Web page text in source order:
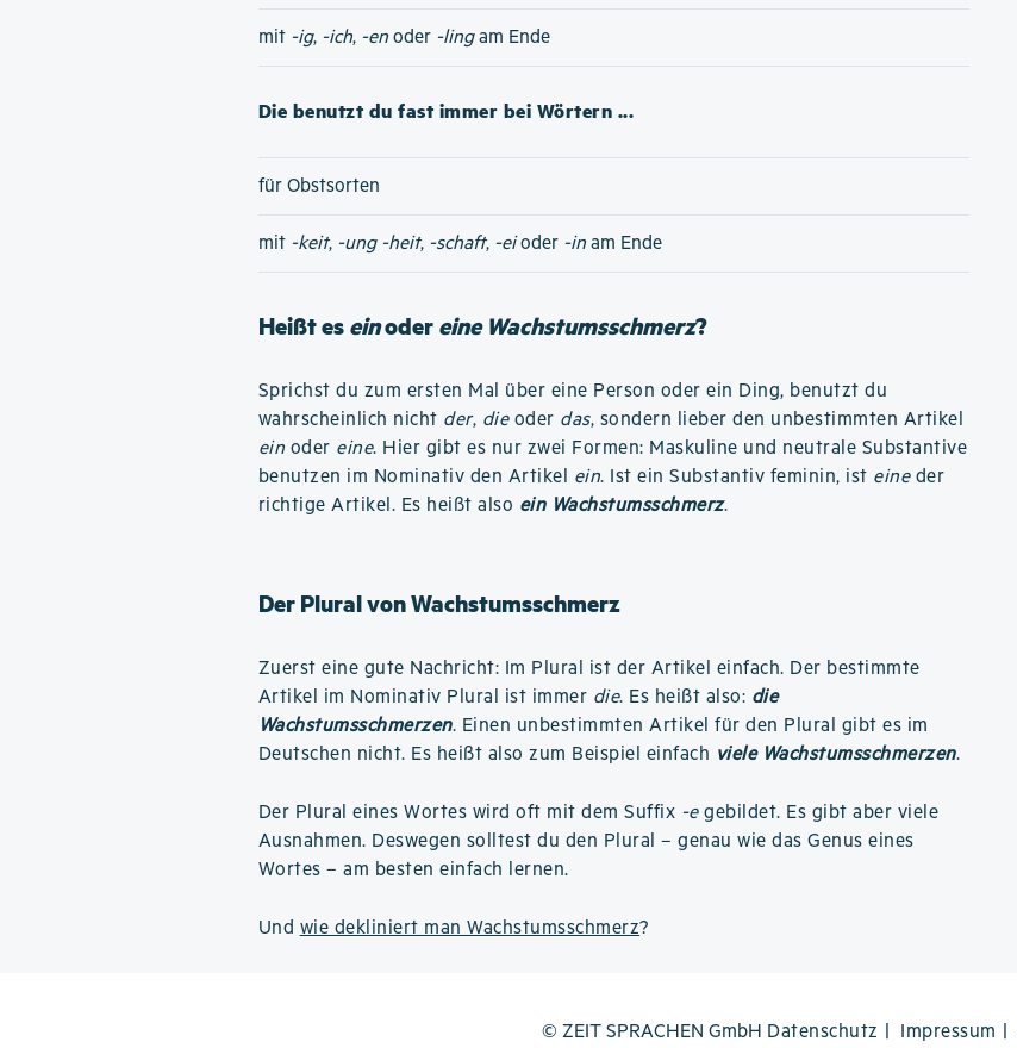
mit -ig, -ich, -enoder -lingam Ende
Die benutzt du fast immer bei Wörtern ...
für Obstsorten
mit -keit, -ung -heit, -schaft, -eioder -inam Ende
Heißt eseinodereine Wachstumsschmerz?
Sprichst du zum ersten Mal über eine Person oder ein Ding, benutzt du
wahrscheinlich nicht der, dieoder das, sondern lieber den unbestimmten Artikel
ein oder eine. Hier gibt es nur zwei Formen: Maskuline und neutrale Substantive
benutzen im Nominativ den Artikel ein. Ist ein Substantiv feminin, ist eineder
richtige Artikel. Es heißt also ein Wachstumsschmerz.
Der Plural von Wachstumsschmerz
Zuerst eine gute Nachricht: Im Plural ist der Artikel einfach. Der bestimmte
Artikel im Nominativ Plural ist immer die. Es heißt also: die
Wachstumsschmerzen. Einen unbestimmten Artikel für den Plural gibt es im
Deutschen nicht. Es heißt also zum Beispiel einfach viele Wachstumsschmerzen.
Der Plural eines Wortes wird oft mit dem Suffix -egebildet. Es gibt aber viele
Ausnahmen. Deswegen solltest du den Plural – genau wie das Genus eines
Wortes – am besten einfach lernen.
Und wie dekliniert man Wachstumsschmerz?
© ZEIT SPRACHEN GmbH Datenschutz Impressum